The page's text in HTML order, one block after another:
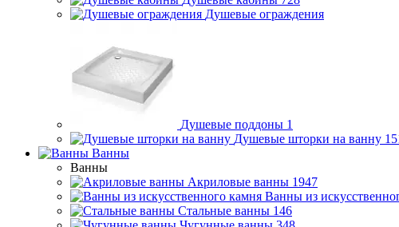
Душевые ограждения
Душевые поддоны 1
Душевые шторки на ванну
Ванны
Ванны
Акриловые ванны 1947
Ванны из
Стальные ванны 146